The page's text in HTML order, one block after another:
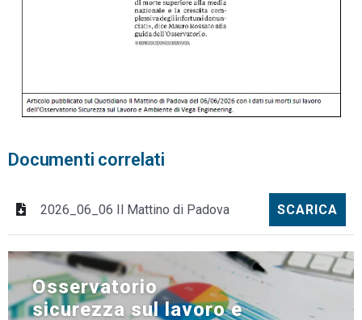
Documenti correlati
2026_06_06 Il Mattino di Padova SCARICA
Osservatorio
sicurezza sul lavoro e